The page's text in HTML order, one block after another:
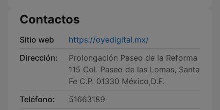
Contactos
Sitio web
https://oyedigital.mx/
Dirección:
Prolongación Paseo de la Reforma
115 Col. Paseo de las Lomas, Santa
Fe C.P. 01330 México,D.F.
Teléfono:
51663189